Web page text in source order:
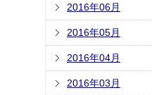
2016年06月
2016年05月
2016年04月
2016年03月